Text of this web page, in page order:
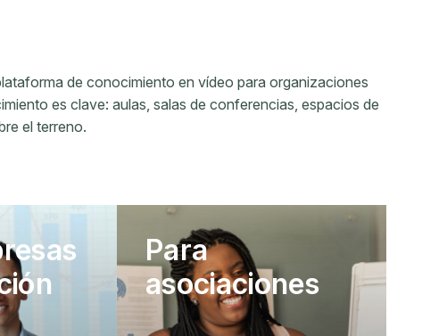
de conocimiento en vídeo para organizaciones
es clave: aulas, salas de conferencias, espacios de
el terreno.
Para
asociaciones